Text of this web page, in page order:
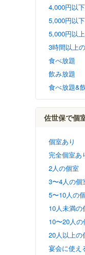
4,000円以
5,000円以
5,000円以
3時間以上
食べ放題
飲み放題
食べ放題&
佐世保で個
個室あり
完全個室あ
2人の個室
3〜4人の個
5〜10人の
10人未満の
10〜20人の
20人以上の
宴会に使え